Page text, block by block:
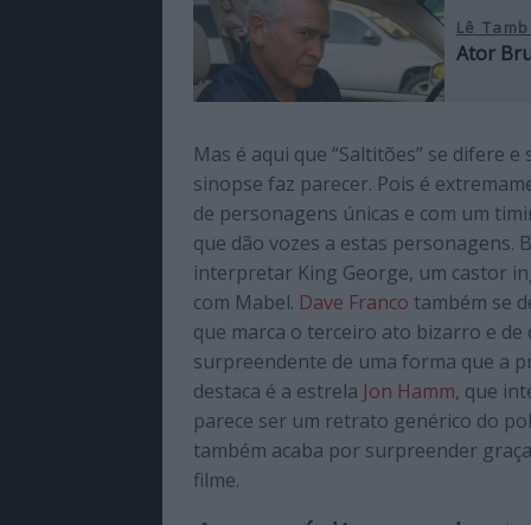
Lê
Ator
Mas é aqui que “Saltitões” se difere
sinopse faz parecer. Pois é
de personagens únicas e com um
que dão vozes a estas personagens.
interpretar King George, um castor
com Mabel. Dave Franco também se
que marca o terceiro ato bizarro e
surpreendente de uma forma que a
destaca é a estrela Jon Hamm, que
parece ser um retrato genérico do
também acaba por surpreender
filme.